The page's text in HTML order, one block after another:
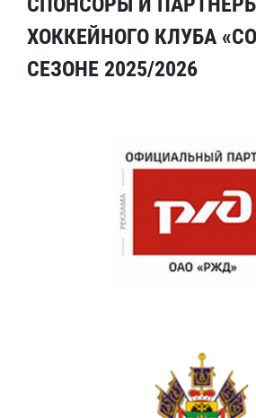
ХОККЕЙНОГО КЛУБА
СЕЗОНЕ 2025/2026